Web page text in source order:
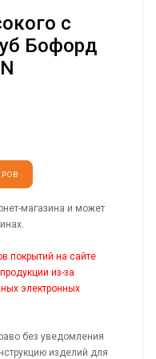
с
Бофорд
магазина и может
покрытий на сайте
из-за
электронных
без уведомления
изделий для